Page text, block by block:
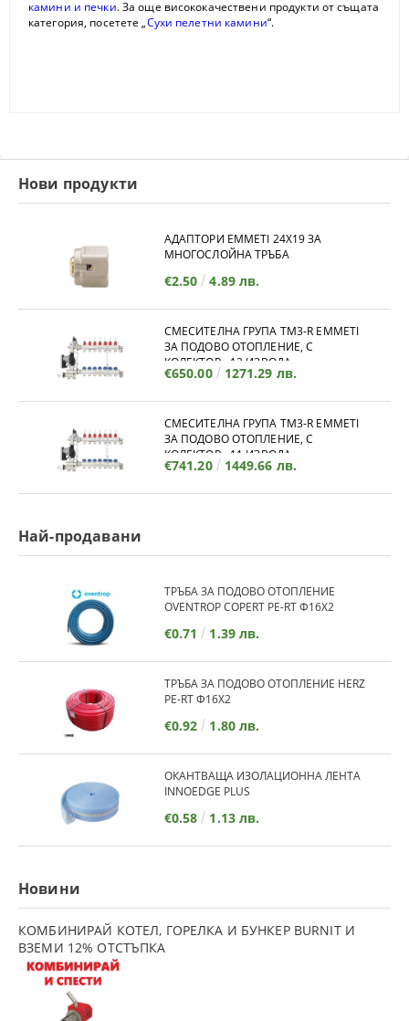
камини и печки. За още висококачествени продукти от същата
категория, посетете „Сухи пелетни камини“.
Нови продукти
АДАПТОРИ EMMETI 24X19 ЗА
МНОГОСЛОЙНА ТРЪБА
€2.50 4.89 лв.
СМЕСИТЕЛНА ГРУПА TM3-R EMMETI
ЗА ПОДОВО ОТОПЛЕНИЕ, С
КОЛЕКТОР - 12 ИЗВОДА
€650.00 1271.29 лв.
СМЕСИТЕЛНА ГРУПА TM3-R EMMETI
ЗА ПОДОВО ОТОПЛЕНИЕ, С
КОЛЕКТОР - 11 ИЗВОДА
€741.20 1449.66 лв.
Най-продавани
ТРЪБА ЗА ПОДОВО ОТОПЛЕНИЕ
OVENTROP COPERT PE-RT Ф16Х2
€0.71 1.39 лв.
ТРЪБА ЗА ПОДОВО ОТОПЛЕНИЕ HERZ
PE-RT Ф16Х2
€0.92 1.80 лв.
ОКАНТВАЩА ИЗОЛАЦИОННА ЛЕНТА
INNOEDGE PLUS
€0.58 1.13 лв.
Новини
КОМБИНИРАЙ КОТЕЛ, ГОРЕЛКА И БУНКЕР BURNIT И
ВЗЕМИ 12% ОТСТЪПКА